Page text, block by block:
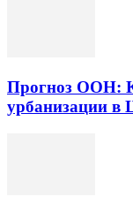
Прогноз ООН:
урбанизации в